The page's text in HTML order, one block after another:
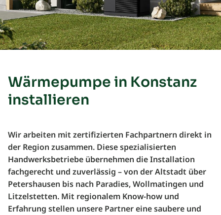
Wärmepumpe in Konstanz
installieren
Wir arbeiten mit zertifizierten Fachpartnern direkt in
der Region zusammen. Diese spezialisierten
Handwerksbetriebe übernehmen die Installation
fachgerecht und zuverlässig – von der Altstadt über
Petershausen bis nach Paradies, Wollmatingen und
Litzelstetten. Mit regionalem Know-how und
Erfahrung stellen unsere Partner eine saubere und